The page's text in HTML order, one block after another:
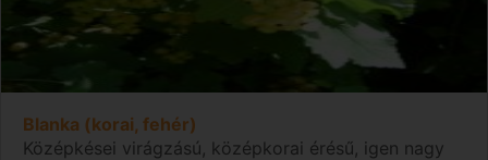
Blanka (korai, fehér)
Középkései virágzású, középkorai érésű, igen nagy